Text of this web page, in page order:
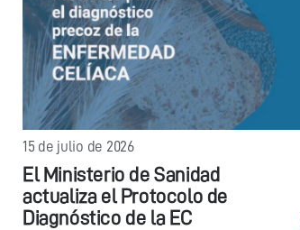
15 de julio de 2026
El Ministerio de Sanidad
actualiza el Protocolo de
Diagnóstico de la EC